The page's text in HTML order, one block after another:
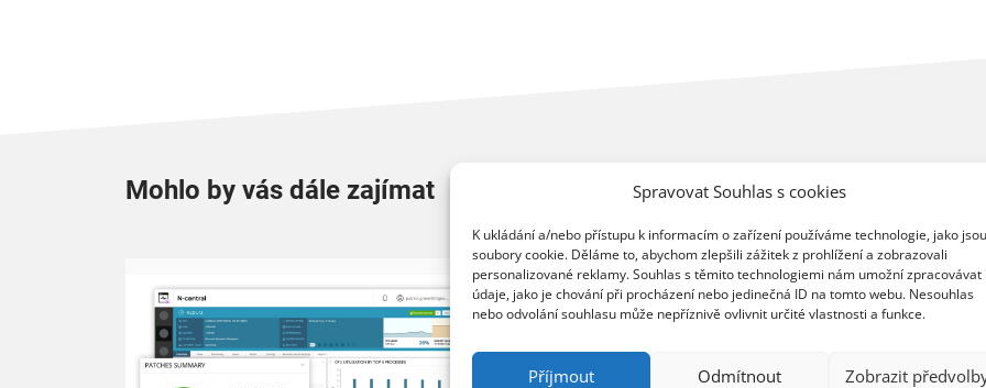
Spravovat Souhlas s cookies
K ukládání a/nebo přístupu k informacím o zařízení používáme technologie, jako jsou
soubory cookie. Děláme to, abychom zlepšili zážitek z prohlížení a zobrazovali
personalizované reklamy. Souhlas s těmito technologiemi nám umožní zpracovávat
údaje, jako je chování při procházení nebo jedinečná ID na tomto webu. Nesouhlas
nebo odvolání souhlasu může nepříznivě ovlivnit určité vlastnosti a funkce.
Příjmout Odmítnout Zobrazit
Mohlo by vás dále zajímat